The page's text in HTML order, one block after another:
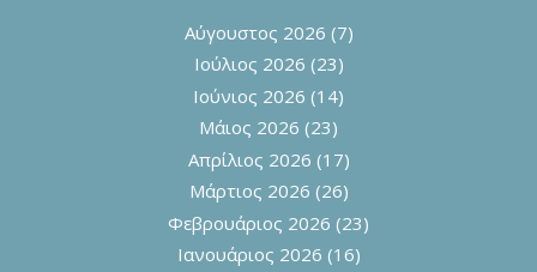
Αύγουστος 2026 (7)
Ιούλιος 2026 (23)
Ιούνιος 2026 (14)
Μάιος 2026 (23)
Απρίλιος 2026 (17)
Μάρτιος 2026 (26)
Φεβρουάριος 2026 (23)
Ιανουάριος 2026 (16)